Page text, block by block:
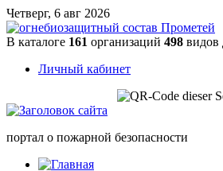
Четверг, 6 авг 2026
В каталоге 161 организаций 498 видов
Личный кабинет
портал о пожарной безопасности